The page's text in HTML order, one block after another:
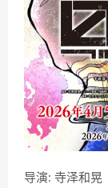
导演: 寺泽和晃